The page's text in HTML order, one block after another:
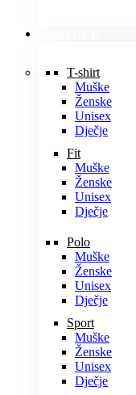
T-shirt
Muške
Ženske
Unisex
Dječje
Fit
Muške
Ženske
Unisex
Dječje
Polo
Muške
Ženske
Unisex
Dječje
Sport
Muške
Ženske
Unisex
Dječje